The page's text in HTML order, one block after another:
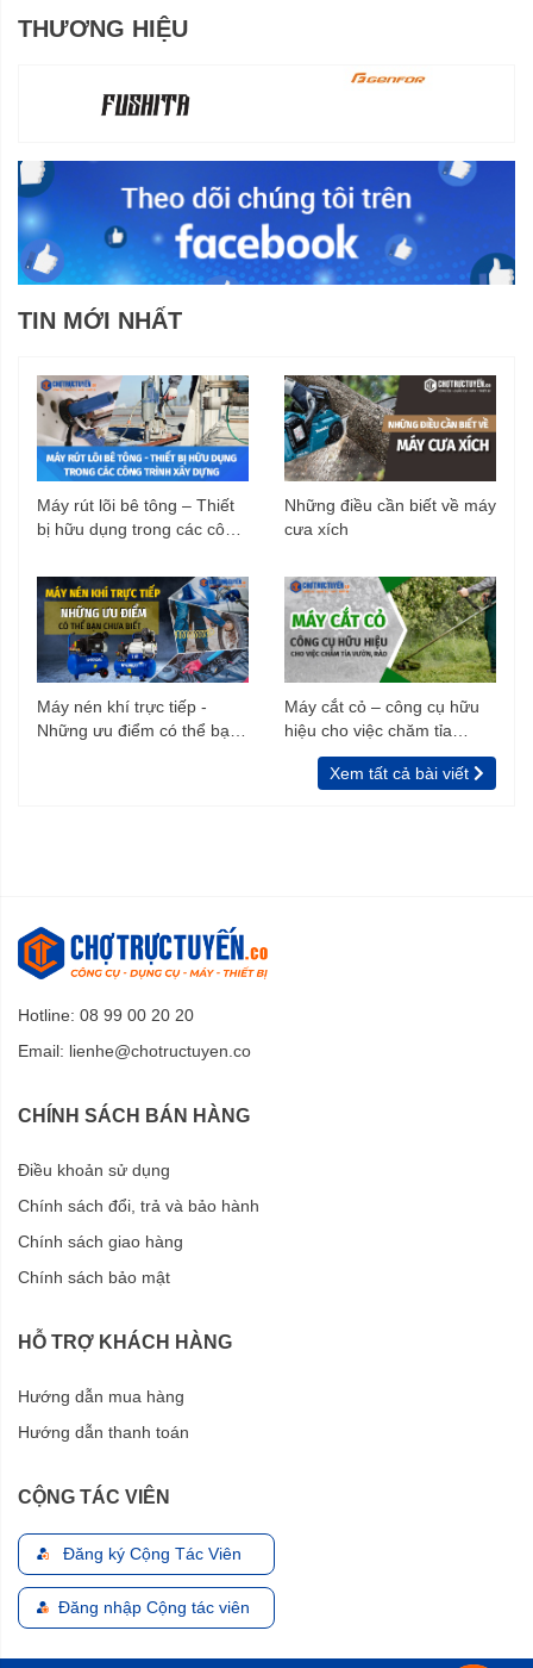
THƯƠNG HIỆU
TIN MỚI NHẤT
Máy rút lõi bê tông – Thiết
bị hữu dụng trong các công
Những điều cần biết về máy
cưa xích
Máy nén khí trực tiếp -
Những ưu điểm có thể bạn
Máy cắt cỏ – công cụ hữu
hiệu cho việc chăm tỉa
vườn, rào
Xem tất cả bài viết
Hotline: 08 99 00 20 20
Email: lienhe@chotructuyen.co
CHÍNH SÁCH BÁN HÀNG
Điều khoản sử dụng
Chính sách đổi, trả và bảo hành
Chính sách giao hàng
Chính sách bảo mật
HỖ TRỢ KHÁCH HÀNG
Hướng dẫn mua hàng
Hướng dẫn thanh toán
CỘNG TÁC VIÊN
Đăng ký Cộng Tác Viên
Đăng nhập Cộng tác viên